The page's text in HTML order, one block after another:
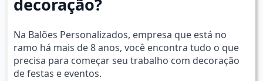
Na Balões Personalizados, empresa que está no
ramo há mais de 8 anos, você encontra tudo o que
precisa para começar seu trabalho com decoração
de festas e eventos.